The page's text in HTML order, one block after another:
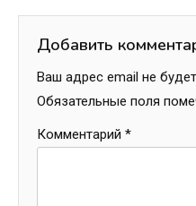
Добавить
Ваш адрес email не
Обязательные поля
Комментарий *